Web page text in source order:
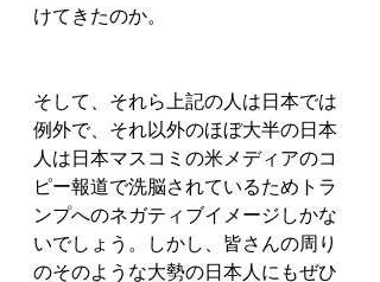
けてきたのか。
そして、それら上記の人は日本では
例外で、それ以外のほぼ大半の日本
人は日本マスコミの米メディアのコ
ピー報道で洗脳されているためトラ
ンプへのネガティブイメージしかな
いでしょう。しかし、皆さんの周り
のそのような大勢の日本人にもぜひ